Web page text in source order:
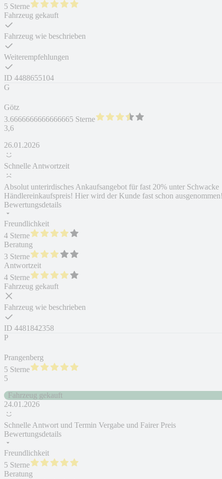
5 Sterne
Fahrzeug gekauft
Fahrzeug wie beschrieben
Weiterempfehlungen
ID 4488655104
G
Götz
3.6666666666666665 Sterne
3,6
26.01.2026
Schnelle Antwortzeit
Absolut unterirdisches Ankaufsangebot für fast 20% unter Schwacke
Händlereinkaufspreis! Hier wird der Kunde fast schon
Bewertungsdetails
Freundlichkeit
4 Sterne
Beratung
3 Sterne
Antwortzeit
4 Sterne
Fahrzeug gekauft
Fahrzeug wie beschrieben
ID 4481842358
P
Prangenberg
5 Sterne
5
Fahrzeug gekauft
24.01.2026
Schnelle Antwort und Termin Vergabe und Fairer Preis
Bewertungsdetails
Freundlichkeit
5 Sterne
Beratung